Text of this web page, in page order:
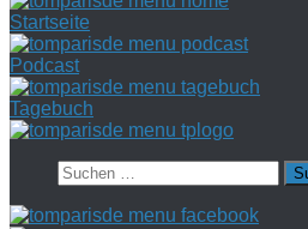
Startseite
Podcast
Tagebuch
Suchen
nach: